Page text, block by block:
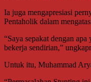
Ia juga mengapresiasi
Pentaholik dalam
“Saya sepakat dengan
bekerja sendirian,”
Untuk itu, Muhammad